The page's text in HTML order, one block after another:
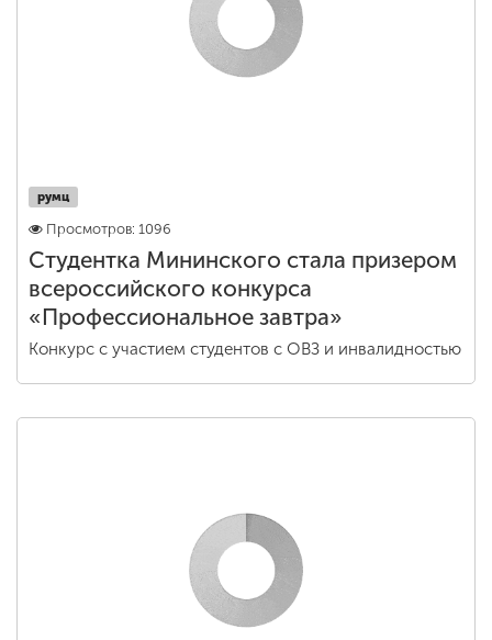
румц
Просмотров: 1096
Студентка Мининского стала призером
всероссийского конкурса
«Профессиональное завтра»
Конкурс с участием студентов с ОВЗ и инвалидностью